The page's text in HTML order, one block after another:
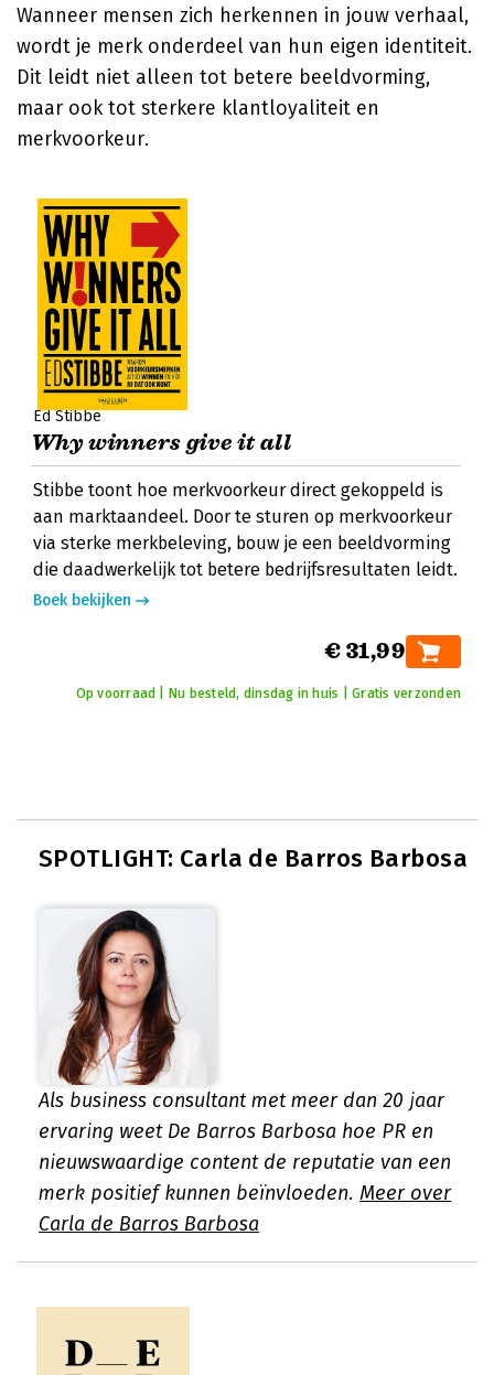
Wanneer mensen zich herkennen in jouw verhaal,
wordt je merk onderdeel van hun eigen identiteit.
Dit leidt niet alleen tot betere beeldvorming,
maar ook tot sterkere klantloyaliteit en
merkvoorkeur.
Ed Stibbe
Why winners give it all
Stibbe toont hoe merkvoorkeur direct gekoppeld is
aan marktaandeel. Door te sturen op merkvoorkeur
via sterke merkbeleving, bouw je een beeldvorming
die daadwerkelijk tot betere bedrijfsresultaten leidt.
Boek bekijken
€ 31,99
Op voorraad | Nu besteld, dinsdag in huis | Gratis verzonden
SPOTLIGHT: Carla de Barros Barbosa
Als business consultant met meer dan 20 jaar
ervaring weet De Barros Barbosa hoe PR en
nieuwswaardige content de reputatie van een
merk positief kunnen beïnvloeden. Meer over
Carla de Barros Barbosa